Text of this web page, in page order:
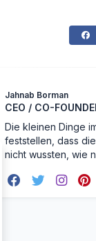
Jahnab Borman
CEO / CO-
Die kleinen Dinge
feststellen, dass
nicht wussten, wie